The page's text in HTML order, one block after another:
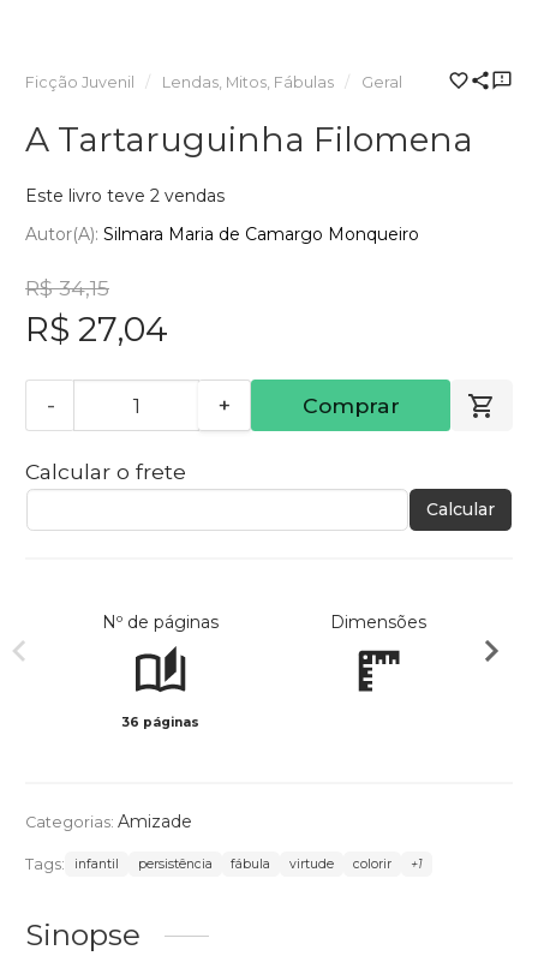
Ficção Juvenil Lendas, Mitos, Fábulas Geral
A Tartaruguinha Filomena
Este livro teve 2 vendas
Autor(a): Silmara Maria de Camargo Monqueiro
R$ 34,15
R$ 27,04
- + Comprar
Calcular o frete
Calcular
Nº de páginas
36 páginas
Dimensões
Categorias: Amizade
Tags: infantil persistência fábula virtude colorir +1
Sinopse